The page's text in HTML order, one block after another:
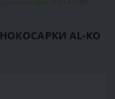
газонокосарки Al-Ko 470 BR
AL-KO